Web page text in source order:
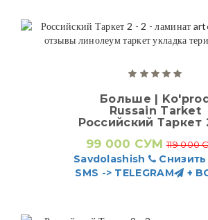
Больше |
Russain Tarket
Российский Таркет
99 000 СУМ 119 000
Savdolashish
SMS -> TELEGRAM
+